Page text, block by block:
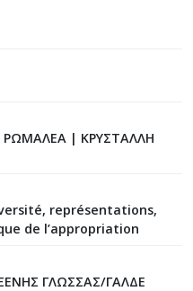
ΡΩΜΑΛΕΑ | ΚΡΥΣΤΑΛΛΗ
représentations,
de l’appropriation
ΓΛΩΣΣΑΣ/ΓΑΛΔΕ